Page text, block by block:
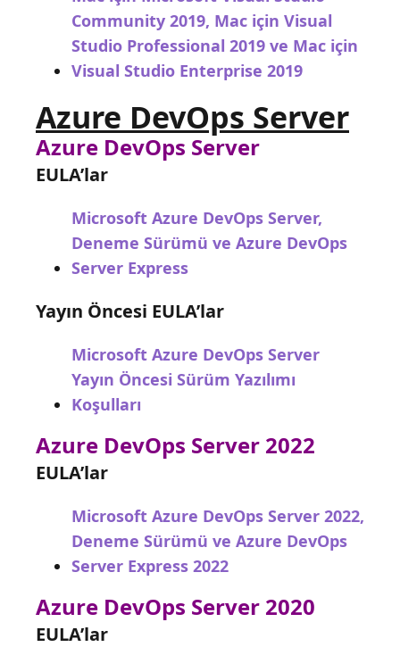
Community 2019, Mac için Visual
Studio Professional 2019 ve Mac için
Visual Studio Enterprise 2019
Azure DevOps Server
Azure DevOps Server
EULA’lar
Microsoft Azure DevOps Server,
Deneme Sürümü ve Azure DevOps
Server Express
Yayın Öncesi EULA’lar
Microsoft Azure DevOps Server
Yayın Öncesi Sürüm Yazılımı
Koşulları
Azure DevOps Server 2022
EULA’lar
Microsoft Azure DevOps Server 2022,
Deneme Sürümü ve Azure DevOps
Server Express 2022
Azure DevOps Server 2020
EULA’lar